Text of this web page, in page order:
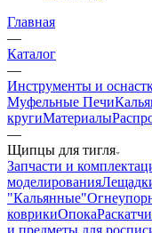
Главная
—
Каталог
—
Инструменты и
Муфельные Печи
кругиМатериалы
—
Щипцы для тигля
Запчасти и
моделирования
"Кальянные"
коврикиОпока
и предметы для